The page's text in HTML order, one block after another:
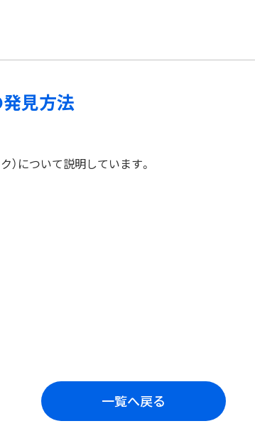
見方法
）について説明しています。
一覧へ戻る